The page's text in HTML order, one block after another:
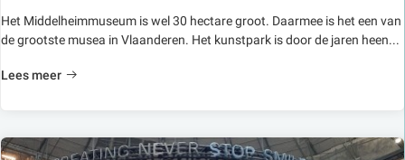
Het Middelheimmuseum is wel 30 hectare groot. Daarmee is het een van
de grootste musea in Vlaanderen. Het kunstpark is door de jaren heen...
Lees meer